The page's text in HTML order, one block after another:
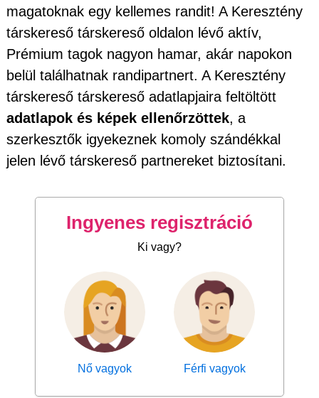
magatoknak egy kellemes randit! A Keresztény
társkereső társkereső oldalon lévő aktív,
Prémium tagok nagyon hamar, akár napokon
belül találhatnak randipartnert. A Keresztény
társkereső társkereső adatlapjaira feltöltött
adatlapok és képek ellenőrzöttek, a
szerkesztők igyekeznek komoly szándékkal
jelen lévő társkereső partnereket biztosítani.
Ingyenes regisztráció
Ki vagy?
Nő vagyok Férfi vagyok